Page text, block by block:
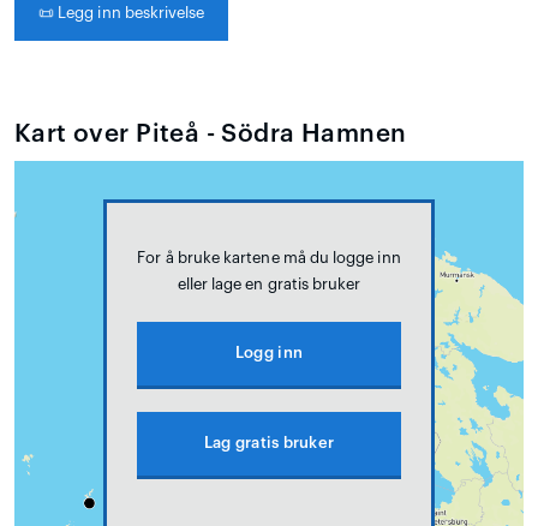
📜 Legg inn beskrivelse
Kart over Piteå - Södra Hamnen
For å bruke kartene må du logge inn
eller lage en gratis bruker
Logg inn
Lag gratis bruker